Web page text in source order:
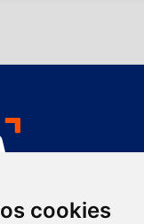
cookies
Nos